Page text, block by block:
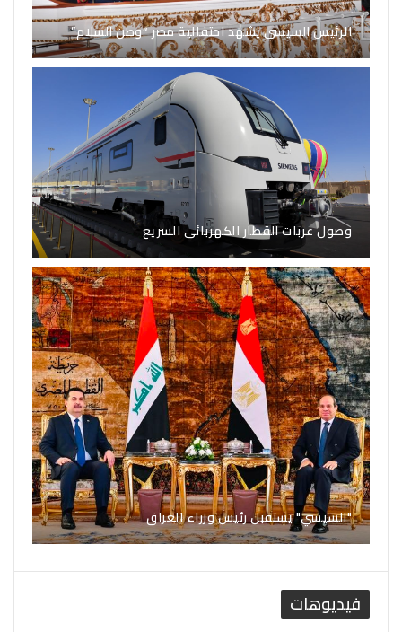
الرئيس السيسي يشهد احتفالية مصر “وطن السلام”
وصول عربات القطار الكهربائى السريع
"السيسي" يستقبل رئيس وزراء العراق
فيديوهات